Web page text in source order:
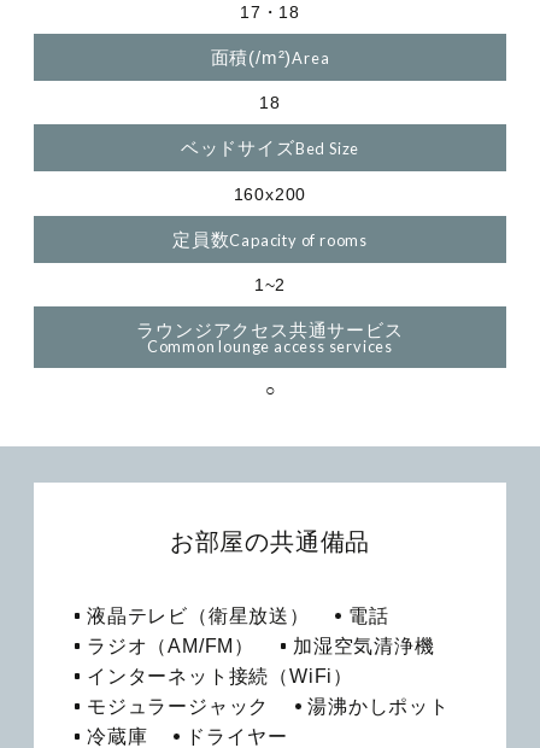
17・18
面積(/m²)
18
ベッドサイズ
160x200
定員数
1~2
ラウンジアクセス共通サービス
○
お部屋の共通備品
液晶テレビ（衛星放送）
電話
ラジオ（AM/FM）
加湿空気清浄機
インターネット接続（WiFi）
モジュラージャック
湯沸かしポット
冷蔵庫
ドライヤー